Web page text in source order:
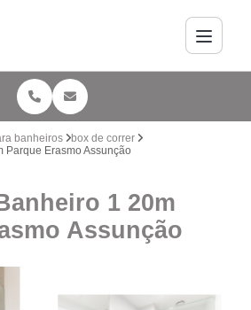
banheiros
box de correr
Parque Erasmo Assunção
1 20m
Assunção